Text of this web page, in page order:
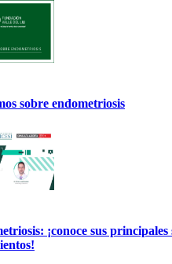
sobre endometriosis
¡conoce sus principales